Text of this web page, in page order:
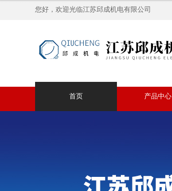
您好，欢迎光临江苏邱成机电有限公司
首页 产品中心